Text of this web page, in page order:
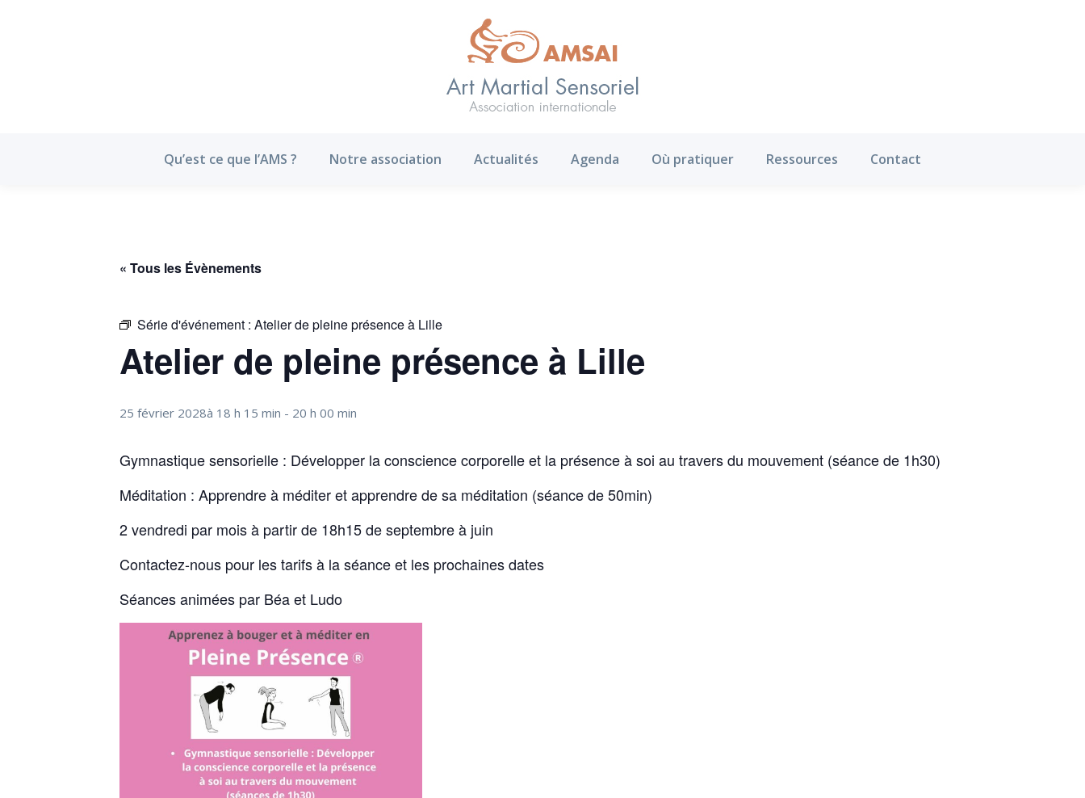
Qu’est ce que l’AMS ? Notre association Actualités Agenda Où pratiquer Ressources Contact
« Tous les Évènements
Série d'événement : Atelier de pleine présence à Lille
Atelier de pleine présence à Lille
25 février 2028à 18 h 15 min - 20 h 00 min
Gymnastique sensorielle : Développer la conscience corporelle et la présence à soi au travers du mouvement (séance de 1h30)
Méditation : Apprendre à méditer et apprendre de sa méditation (séance de 50min)
2 vendredi par mois à partir de 18h15 de septembre à juin
Contactez-nous pour les tarifs à la séance et les prochaines dates
Séances animées par Béa et Ludo
Notre association